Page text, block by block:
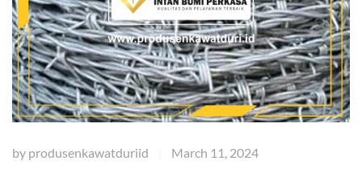
by produsenkawatduriid March 11, 2024